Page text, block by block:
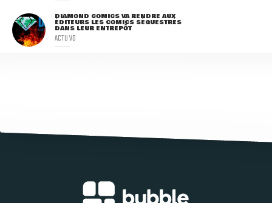
DIAMOND COMICS VA RENDRE AUX
ÉDITEURS LES COMICS SÉQUESTRÉS
DANS LEUR ENTREPÔT
ACTU VO